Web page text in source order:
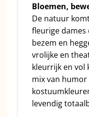
Bloemen,
De natuur
fleurige dames
bezem en
vrolijke en
kleurrijk en vol
mix van
levendig